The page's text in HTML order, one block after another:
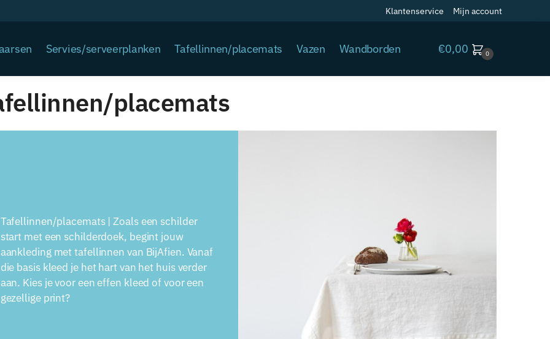
Klantenservice Mijn account
Servies/serveerplanken Tafellinnen/placemats Vazen Wandborden €0,00 0
placemats
Tafellinnen/placemats | Zoals een schilder
start met een schilderdoek, begint jouw
aankleding met tafellinnen van BijAfien. Vanaf
die basis kleed je het hart van het huis verder
aan. Kies je voor een effen kleed of voor een
gezellige print?